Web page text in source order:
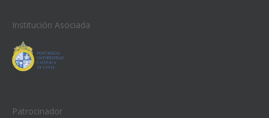
Institución Asociada
Patrocinador